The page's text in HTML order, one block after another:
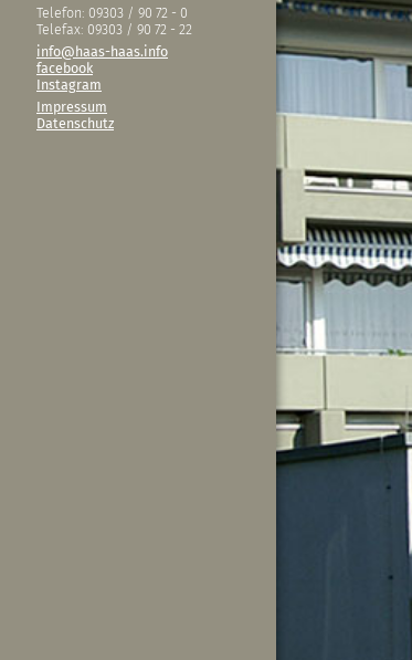
Telefon: 09303 / 90 72 - 0
Telefax: 09303 / 90 72 - 22
info@haas-haas.info
facebook
Instagram
Impressum
Datenschutz